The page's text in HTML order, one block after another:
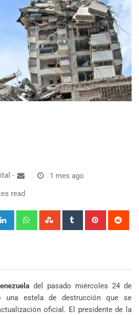
- 1 mes ago
read
LinkedIn WhatsappStumbleUpon
Tumblr Pinterest
del pasado miércoles 24 de
una estela de destrucción que se
oficial. El presidente de la